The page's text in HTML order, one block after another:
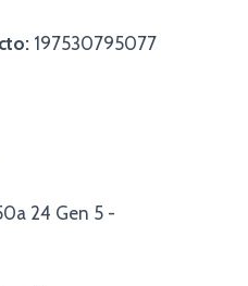
197530795077
24 Gen 5 -